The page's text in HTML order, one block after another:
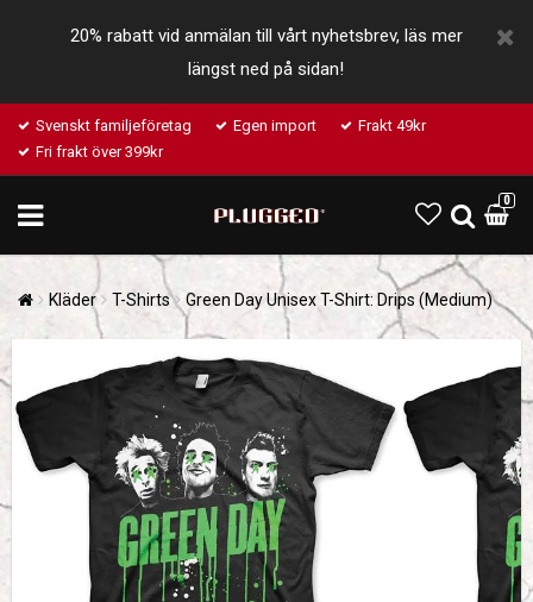
20% rabatt vid anmälan till vårt nyhetsbrev, läs mer
längst ned på sidan!
Svenskt familjeföretag Egen import
Frakt 49kr
Fri frakt över 399kr
0
Kläder T-Shirts Green Day Unisex T-Shirt: Drips (Medium)